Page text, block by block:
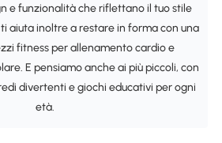
e funzionalità che riflettano il tuo stile
aiuta inoltre a restare in forma con una
fitness per allenamento cardio e
E pensiamo anche ai più piccoli, con
divertenti e giochi educativi per ogni
età.